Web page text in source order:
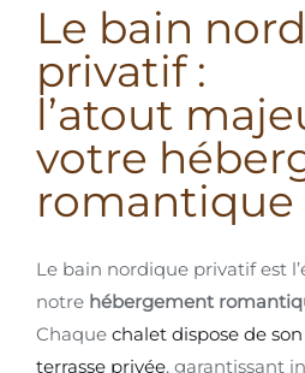
Le bain
privatif :
l’atout
votre
romantique
Le bain nordique privatif est
notre hébergement
Chaque chalet dispose de
terrasse privée, garantissant